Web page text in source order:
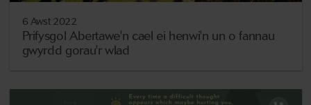
6 Awst 2022
Prifysgol Abertawe'n cael ei henwi'n un o fannau
gwyrdd gorau'r wlad